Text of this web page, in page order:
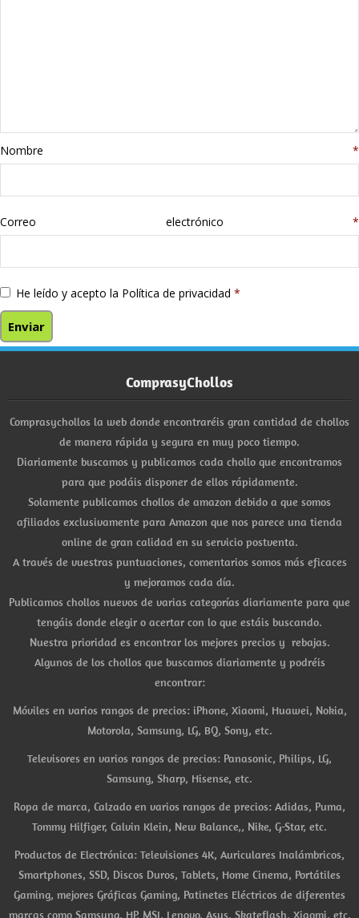
libros
Nombre *
Correo electrónico *
He leído y acepto la Política de privacidad *
ComprasyChollos
Comprasychollos la web donde encontraréis gran cantidad de chollos
de manera rápida y segura en muy poco tiempo.
Diariamente buscamos y publicamos cada chollo que encontramos
para que podáis disponer de ellos rápidamente.
Solamente publicamos chollos de amazon debido a que somos
afiliados exclusivamente para Amazon que nos parece una tienda
online de gran calidad en su servicio postventa.
A través de vuestras puntuaciones, comentarios somos más eficaces
y mejoramos cada día.
Publicamos chollos nuevos de varias categorías diariamente para que
tengáis donde elegir o acertar con lo que estáis buscando.
Nuestra prioridad es encontrar los mejores precios y rebajas.
Algunos de los chollos que buscamos diariamente y podréis
encontrar:
Móviles en varios rangos de precios: iPhone, Xiaomi, Huawei, Nokia,
Motorola, Samsung, LG, BQ, Sony, etc.
Televisores en varios rangos de precios: Panasonic, Philips, LG,
Samsung, Sharp, Hisense, etc.
Ropa de marca, Calzado en varios rangos de precios: Adidas, Puma,
Tommy Hilfiger, Calvin Klein, New Balance,, Nike, G-Star, etc.
Productos de Electrónica: Televisiones 4K, Auriculares Inalámbricos,
Smartphones, SSD, Discos Duros, Tablets, Home Cinema, Portátiles
Gaming, mejores Gráficas Gaming, Patinetes Eléctricos de diferentes
marcas como Samsung, HP, MSI, Lenovo, Asus, Skateflash, Xiaomi, etc.